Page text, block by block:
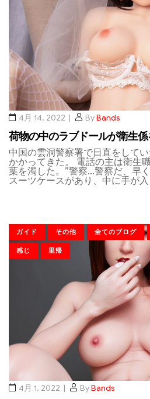
4月 14, 2022 ByBands
荷物の中のラブドールが衛生
中国の雲洞警察署で日直をして
かかってきた。 電話の主は衛生
葉を濁した。”警察…警察だ、早
スーツケースがあり、中に手が
ガイド その他 全てのブログ
感じ 里帰
4月 1, 2022 ByBands